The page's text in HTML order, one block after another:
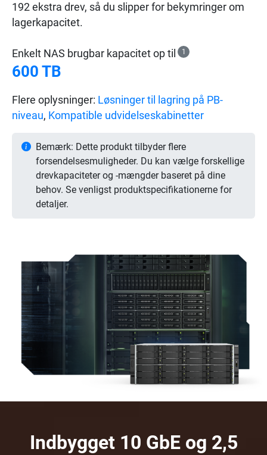
192 ekstra drev, så du slipper for bekymringer om
lagerkapacitet.
Enkelt NAS brugbar kapacitet op til 1
600 TB
Flere oplysninger: Løsninger til lagring på PB-
niveau, Kompatible udvidelseskabinetter
Bemærk: Dette produkt tilbyder flere
forsendelsesmuligheder. Du kan vælge forskellige
drevkapaciteter og -mængder baseret på dine
behov. Se venligst produktspecifikationerne for
detaljer.
Indbygget 10 GbE og 2,5